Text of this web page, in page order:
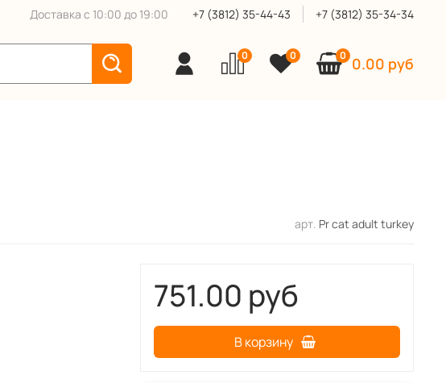
Доставка с 10:00 до 19:00 +7 (3812) 35-44-43 +7 (3812) 35-34-34
0 0 0 0.00 руб
арт. Pr cat adult turkey
751.00 руб
В корзину